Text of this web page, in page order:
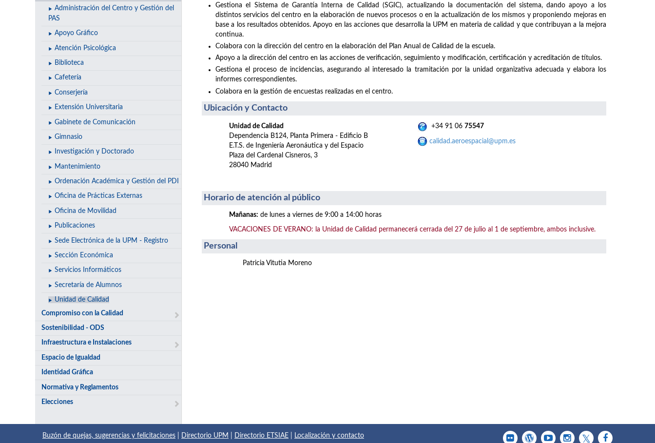
Administración del Centro y Gestión del
PAS
Apoyo Gráfico
Atención Psicológica
Biblioteca
Cafetería
Conserjería
Extensión Universitaria
Gabinete de Comunicación
Gimnasio
Investigación y Doctorado
Mantenimiento
Ordenación Académica y Gestión del PDI
Oficina de Prácticas Externas
Oficina de Movilidad
Publicaciones
Sede Electrónica de la UPM - Registro
Sección Económica
Servicios Informáticos
Secretaría de Alumnos
Unidad de Calidad
Compromiso con la Calidad
Sostenibilidad - ODS
Infraestructura e Instalaciones
Espacio de Igualdad
Identidad Gráfica
Normativa y Reglamentos
Elecciones
Gestiona el Sistema de Garantía Interna de Calidad (SGIC), actualizando la documentación del sistema, dando apoyo a los
distintos servicios del centro en la elaboración de nuevos procesos o en la actualización de los mismos y proponiendo mejoras en
base a los resultados obtenidos. Apoyo en las acciones que desarrolla la UPM en materia de calidad y que contribuyan a la mejora
continua.
Colabora con la dirección del centro en la elaboración del Plan Anual de Calidad de la escuela.
Apoyo a la dirección del centro en las acciones de verificación, seguimiento y modificación, certificación y acreditación de títulos.
Gestiona el proceso de incidencias, asegurando al interesado la tramitación por la unidad organizativa adecuada y elabora los
informes correspondientes.
Colabora en la gestión de encuestas realizadas en el centro.
Ubicación y Contacto
Unidad de Calidad
Dependencia B124, Planta Primera - Edificio B
E.T.S. de Ingeniería Aeronáutica y del Espacio
Plaza del Cardenal Cisneros, 3
28040 Madrid
+34 91 06 75547
calidad.aeroespacial@upm.es
Horario de atención al público
Mañanas: de lunes a viernes de 9:00 a 14:00 horas
VACACIONES DE VERANO: la Unidad de Calidad permanecerá cerrada del 27 de julio al 1 de septiembre, ambos inclusive.
Personal
Patricia Vitutia Moreno
Buzón de quejas, sugerencias y felicitaciones Directorio UPM Directorio ETSIAE Localización y contacto